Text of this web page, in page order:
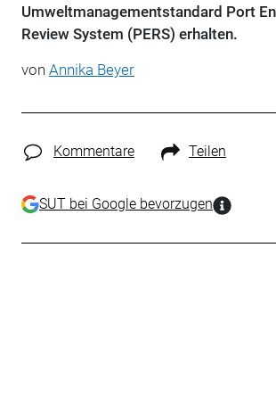
Umweltmanagementstandard Port
Review System (PERS) erhalten.
von Annika Beyer
Kommentare Teilen
SUT bei Google bevorzugen